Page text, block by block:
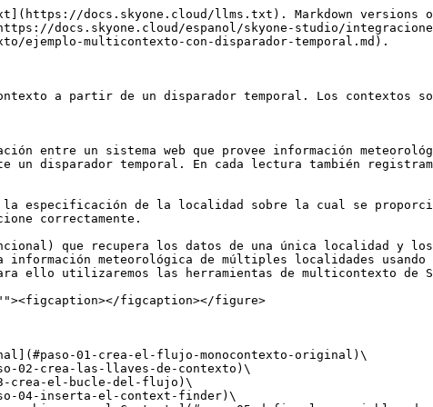
en multicontexto.

{% hint style="warning" %}
También puedes iniciar la creación de un flujo multicontexto desde cero. Este ejemplo parte de un flujo monocontexto con fines didácticos.
{% endhint %}

El flujo original con el que trabajaremos se parece al de la figura siguiente.

<figure><img src="/files/FmElo88BLe1XO6uPlZai" alt=""><figcaption></figcaption></figure>

Periódicamente, el flujo consulta la Weather API y obtiene la información meteorológica de una determinada localidad. A continuación, un módulo de base de datos almacena la información relevante en una base de datos Postgres.

El [disparador temporal ](/espanol/skyone-studio/integraciones/flujos/disparadores/disparadores-temporales-adicion-y-configuracion.md)se activa cada 15 minutos.

<figure><img src="/files/Qjs9OFd5crf5KZAOV6z8" alt=""><figcaption></figcaption></figure>

La Weather API requiere únicamente dos variables. La primera es la localidad para la que se solicitan los datos. Proporcionamos este parámetro mediante una variable de flujo previamente configurada.

El segundo parámetro es una clave de autenticación para acceder a la Weather API. El acceso a la API es público, pero requiere un registro previo en el [sitio](https://www.weatherapi.com/) web donde se facilita la clave que se usará como autenticación.

<figure><img src="/files/ZUyAfjjkRpfef9ZNolub" alt=""><figcaption></figcaption></figure>

Los datos devueltos por la Weather API se almacenan en la base de datos Postgres.

<figure><img src="/files/12Xh422C78VvSQvC7UGW" alt=""><figcaption></figcaption></figure>

### **Paso 02: Crea las llaves de contexto**

Este flujo tiene un disparador temporal y no recibe información externa en su inicialización. Por esa razón, la información de contexto se almacenará dentro del propio flujo mediante una variable de flujo.

En la versión **multicontexto**, este mismo flujo se ejecutará múltiples veces, pero en cada una utilizará información diferente de ciudades, claves de acceso a la Weather API y cuentas de base de datos. Para ello, vamos a crear una llave de contexto que nos permitirá identificar esa información. La llave de contexto puede ser cualquier identificador único. Podemos usar información de **userid** como números secuenciales, tales como: 0001, 0002, 0003 y así sucesivamente.

Crea un parámetro de flujo del tipo **array**. Puedes nombrarlo como **userid\_list** y asignarle como valor la lista de *userids* que definirán los contextos, por ejemplo:

```json
["0001","0002","0003"]
```

<figure><img src="/files/ZMkbF3WFWFO0zgcjbz19" alt=""><figcaption></figcaption></figure>

### **Paso 03: Crea el bucle del flujo**

Vamos a ejecutar el mismo procedimiento para cada contexto. Para ello, crearemos un bucle definiendo qué sección del flujo se ejecutará repetidamente.

Inserta los módulos de herramienta [**Loop For**](/espanol/skyone-studio/integraciones/flujos/modulos-de-herramientas/modulo-bucle-for.md) según la imagen siguiente. Realizaremos la lectura de los datos meteorológicos y la correspondiente escritura en la base de datos para cada contexto.

<figure><img src="/files/lKpYrCrQB9apgbAAsdNE" alt=""><figcaption></figcaption></figure>

Especifica como lista de control el parámetro de flujo recién creado **userid\_list**. De esta manera, el bucle se ejecutará una vez por cada llave de contexto.

### **Paso 04: Inserta el "Context Finder"**

Cada vez que Skyone Studio